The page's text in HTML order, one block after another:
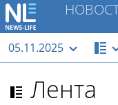
05.11.2025
Лента